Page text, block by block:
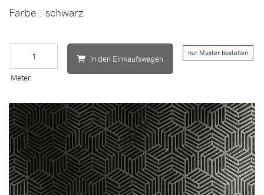
Farbe : schwarz
Meter
in den Einkaufswagen
nur Muster bestellen